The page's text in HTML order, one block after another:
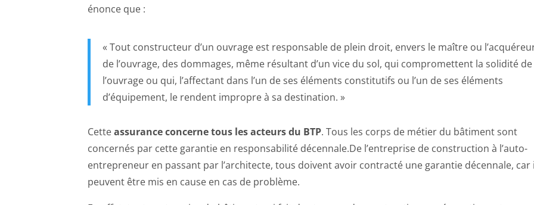
énonce que :
« Tout constructeur d’un ouvrage est responsable de plein droit, envers le maître ou
de l’ouvrage, des dommages, même résultant d’un vice du sol, qui compromettent la solidité de
l’ouvrage ou qui, l’affectant dans l’un de ses éléments constitutifs ou l’un de ses éléments
d’équipement, le rendent impropre à sa destination. »
Cetteassurance concerne tous les acteurs du BTP. Tous les corps de métier du bâtiment sont
concernés par cette garantie en responsabilité décennale.De l’entreprise de construction à l’auto-
entrepreneur en passant par l’architecte, tous doivent avoir contracté une garantie décennale, car
peuvent être mis en cause en cas de problème.